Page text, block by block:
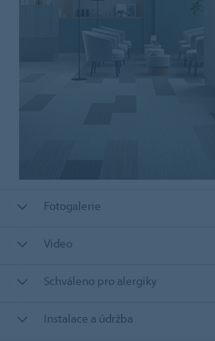
Fotogalerie
Video
Schváleno pro alergiky
Instalace a údržba